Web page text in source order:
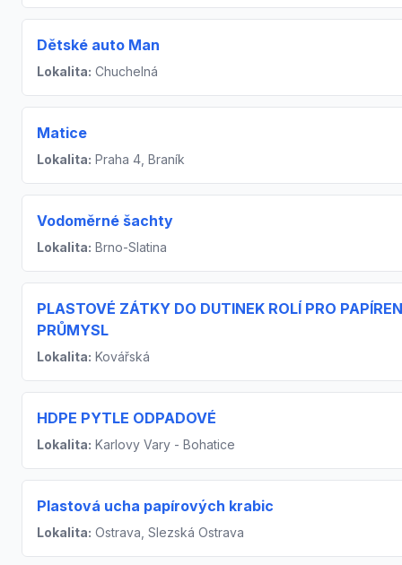
Dětské auto Man
Lokalita: Chuchelná
Matice
Lokalita: Praha 4, Braník
Vodoměrné šachty
Lokalita: Brno-Slatina
PLASTOVÉ ZÁTKY DO DUTINEK ROLÍ PRO
PRŮMYSL
Lokalita: Kovářská
HDPE PYTLE ODPADOVÉ
Lokalita: Karlovy Vary - Bohatice
Plastová ucha papírových krabic
Lokalita: Ostrava, Slezská Ostrava